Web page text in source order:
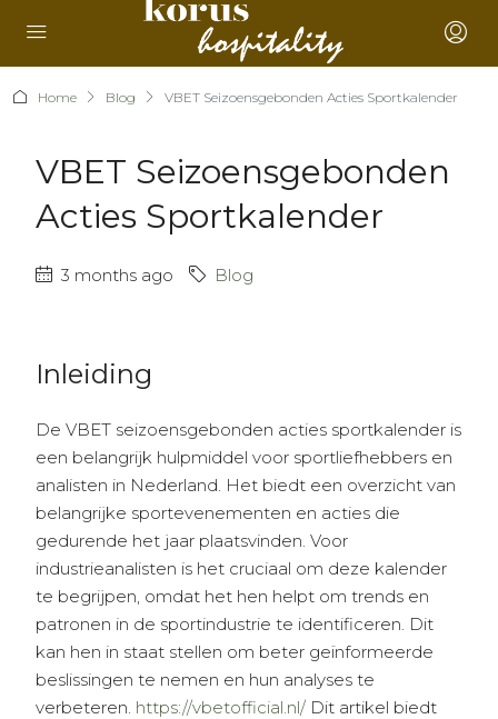
Home Blog VBET Seizoensgebonden Acties Sportkalender
VBET Seizoensgebonden
Acties Sportkalender
3 months ago Blog
Inleiding
De VBET seizoensgebonden acties sportkalender is
een belangrijk hulpmiddel voor sportliefhebbers en
analisten in Nederland. Het biedt een overzicht van
belangrijke sportevenementen en acties die
gedurende het jaar plaatsvinden. Voor
industrieanalisten is het cruciaal om deze kalender
te begrijpen, omdat het hen helpt om trends en
patronen in de sportindustrie te identificeren. Dit
kan hen in staat stellen om beter geïnformeerde
beslissingen te nemen en hun analyses te
verbeteren. https://vbetofficial.nl/ Dit artikel biedt